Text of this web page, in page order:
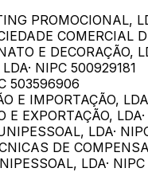
PROMOCIONAL,
COMERCIAL
E DECORAÇÃO,
· NIPC 500929181
503596906
E IMPORTAÇÃO, LDA
E EXPORTAÇÃO, LDA
LDA·
DE
LDA· NIPC